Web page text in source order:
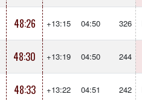
48:26 +13:15 04:50 326
48:30 +13:19 04:50 244
48:33 +13:22 04:51 242